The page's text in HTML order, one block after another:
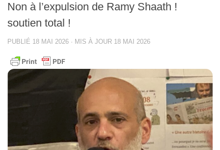
Non à l’expulsion de Ramy Shaath !
soutien total !
PUBLIÉ 18 MAI 2026 · MIS À JOUR 18 MAI 2026